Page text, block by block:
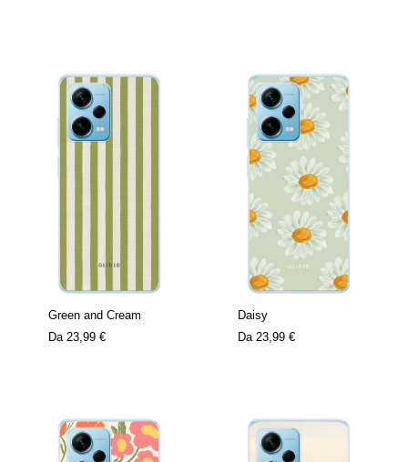
Green and Cream
Da 23,99 €
Daisy
Da 23,99 €